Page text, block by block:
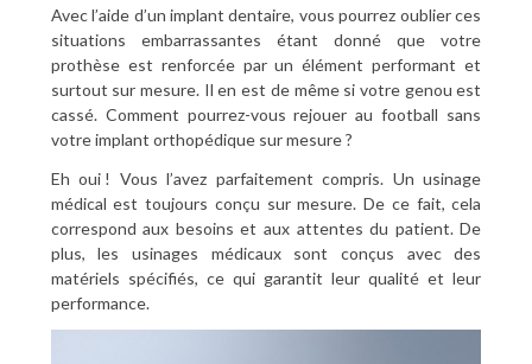
Avec l’aide d’un implant dentaire, vous pourrez oublier ces
situations embarrassantes étant donné que votre
prothèse est renforcée par un élément performant et
surtout sur mesure. Il en est de même si votre genou est
cassé. Comment pourrez-vous rejouer au football sans
votre implant orthopédique sur mesure ?
Eh oui ! Vous l’avez parfaitement compris. Un usinage
médical est toujours conçu sur mesure. De ce fait, cela
correspond aux besoins et aux attentes du patient. De
plus, les usinages médicaux sont conçus avec des
matériels spécifiés, ce qui garantit leur qualité et leur
performance.